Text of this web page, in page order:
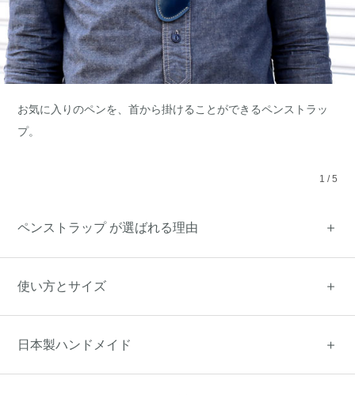
お気に入りのペンを、首から掛けることができるペンストラッ
プ。
1 /5
ペンストラップ が選ばれる理由
使い方とサイズ
日本製ハンドメイド